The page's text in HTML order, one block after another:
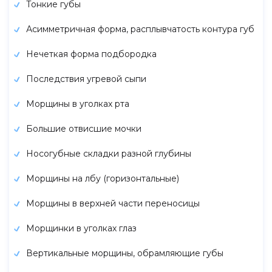
Тонкие губы
Асимметричная форма, расплывчатость контура губ
Нечеткая форма подбородка
Последствия угревой сыпи
Морщины в уголках рта
Большие отвисшие мочки
Носогубные складки разной глубины
Морщины на лбу (горизонтальные)
Морщины в верхней части переносицы
Морщинки в уголках глаз
Вертикальные морщины, обрамляющие губы